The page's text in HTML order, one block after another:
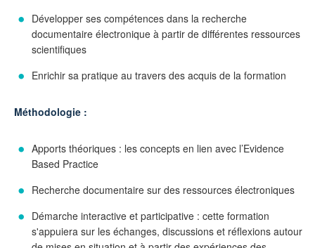
Développer ses compétences dans la recherche
documentaire électronique à partir de différentes ressources
scientifiques
Enrichir sa pratique au travers des acquis de la formation
Méthodologie :
Apports théoriques : les concepts en lien avec l’Evidence
Based Practice
Recherche documentaire sur des ressources électroniques
Démarche interactive et participative : cette formation
s'appuiera sur les échanges, discussions et réflexions autour